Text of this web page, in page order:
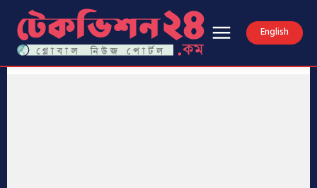
English